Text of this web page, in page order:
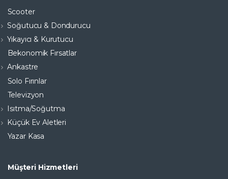
Scooter
Soğutucu & Dondurucu
Yıkayıcı & Kurutucu
Bekonomik Fırsatlar
Ankastre
Solo Fırınlar
Televizyon
Isıtma/Soğutma
Küçük Ev Aletleri
Yazar Kasa
Müşteri Hizmetleri